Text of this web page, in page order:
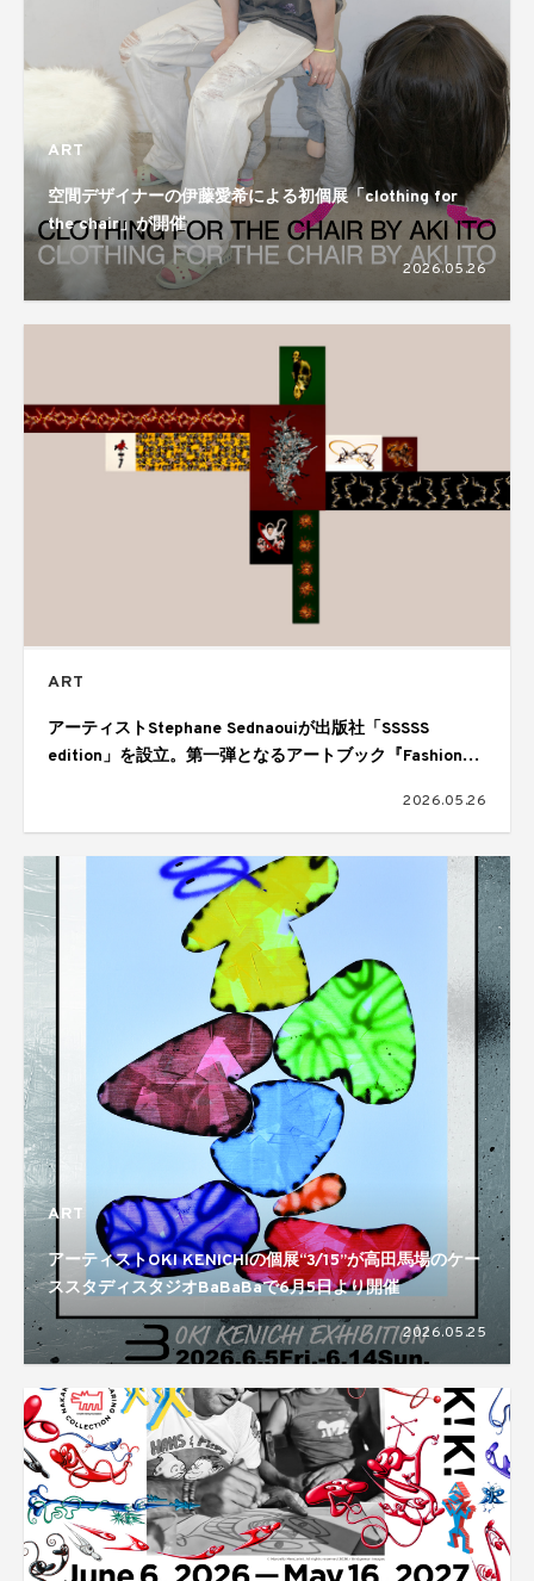
ART
空間デザイナーの伊藤愛希による初個展「clothing for
the chair」が開催
2026.05.26
ART
アーティストStephane Sednaouiが出版社「SSSSS
edition」を設立。第一弾となるアートブック『Fashion
2026.05.26
ART
アーティストOKI KENICHIの個展“3/15”が高田馬場のケー
ススタディスタジオBaBaBaで6月5日より開催
2026.05.25